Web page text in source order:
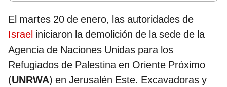
El martes 20 de enero, las autoridades de
Israel iniciaron la demolición de la sede de la
Agencia de Naciones Unidas para los
Refugiados de Palestina en Oriente Próximo
(UNRWA) en Jerusalén Este. Excavadoras y